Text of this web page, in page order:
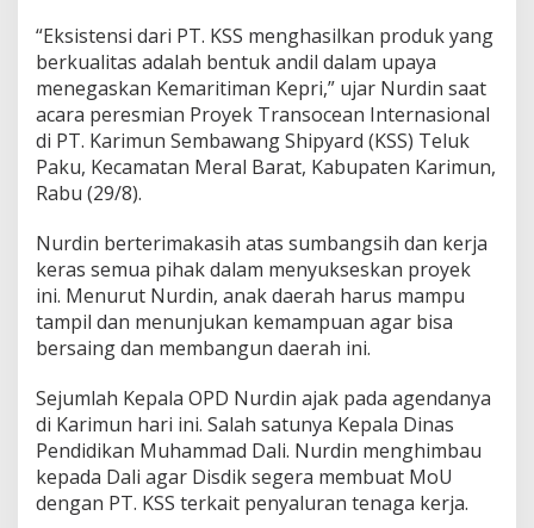
r
t
e
g
a
s
D
g
a
n
P
r
o
k
B
e
r
k
u
“Eksistensi dari PT. KSS menghasilkan produk yang
berkualitas adalah bentuk andil dalam upaya
menegaskan Kemaritiman Kepri,” ujar Nurdin saat
acara peresmian Proyek Transocean Internasional
di PT. Karimun Sembawang Shipyard (KSS) Teluk
Paku, Kecamatan Meral Barat, Kabupaten Karimun,
Rabu (29/8).
Nurdin berterimakasih atas sumbangsih dan kerja
keras semua pihak dalam menyukseskan proyek
ini. Menurut Nurdin, anak daerah harus mampu
tampil dan menunjukan kemampuan agar bisa
bersaing dan membangun daerah ini.
Sejumlah Kepala OPD Nurdin ajak pada agendanya
di Karimun hari ini. Salah satunya Kepala Dinas
Pendidikan Muhammad Dali. Nurdin menghimbau
kepada Dali agar Disdik segera membuat MoU
dengan PT. KSS terkait penyaluran tenaga kerja.